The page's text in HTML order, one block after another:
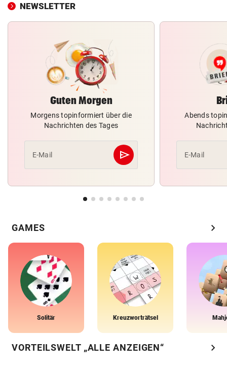
NEWSLETTER
Guten Morgen
Morgens topinformiert über die
Nachrichten des Tages
E-Mail send
Abschicken
Abends
E-Mail
GAMES chevron_right
Solitär Kreuzworträtsel
VORTEILSWELT „ALLE ANZEIGEN“ chevron_right